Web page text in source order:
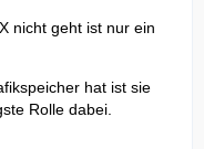
nicht geht ist nur ein
hat ist sie
Rolle dabei.